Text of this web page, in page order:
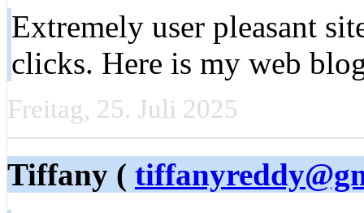
Extremely user pleasant
clicks. Here is my web
Freitag, 25. Juli 2025
Tiffany (